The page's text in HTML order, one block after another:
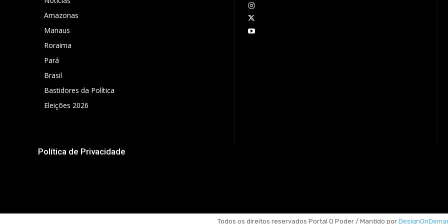
Amazonas
Manaus
Roraima
Pará
Brasil
Bastidores da Política
Eleições 2026
Política de Privacidade
Todos os direitos reservados Portal O Poder / Mantido por